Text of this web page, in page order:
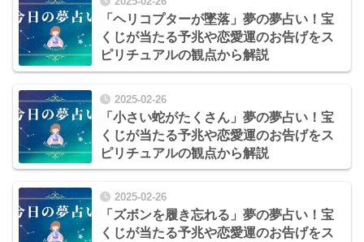
「ヘリコプターが墜落」夢の夢占い！宝
くじが当たる予兆や恋愛運のお告げをス
ピリチュアルの観点から解説
2025-02-26
「小さい蛇がたくさん」夢の夢占い！宝
くじが当たる予兆や恋愛運のお告げをス
ピリチュアルの観点から解説
2025-02-26
「ズボンを履き忘れる」夢の夢占い！宝
くじが当たる予兆や恋愛運のお告げをス